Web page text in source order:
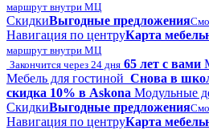
маршрут внутри МЦ
СкидкиВыгодные предложения
Навигация по центруКарта
маршрут внутри МЦ
Закончится через 24 дня 65 лет с вами
Мебель для гостиной Снова в
скидка 10% в Askona Модульные
СкидкиВыгодные предложения
Навигация по центруКарта